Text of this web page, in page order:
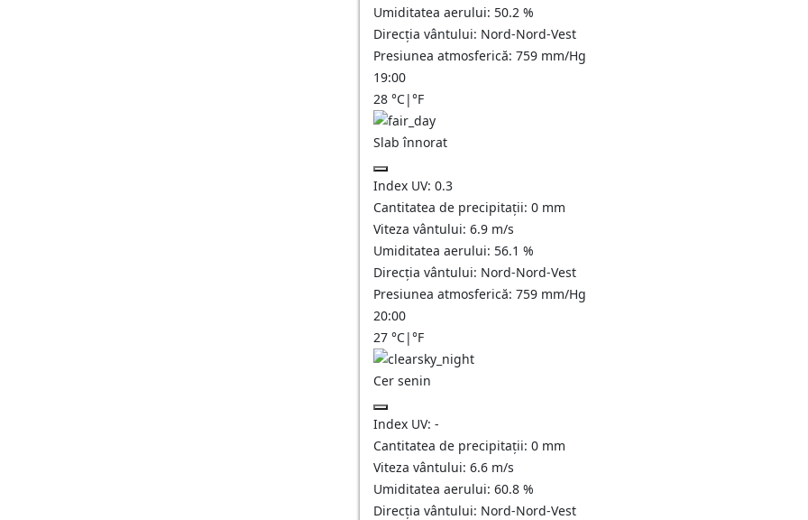
Umiditatea aerului: 50.2 %
Direcția vântului: Nord-Nord-Vest
Presiunea atmosferică: 759 mm/Hg
19:00
28 °C|°F
Slab înnorat
Index UV: 0.3
Cantitatea de precipitații: 0 mm
Viteza vântului: 6.9 m/s
Umiditatea aerului: 56.1 %
Direcția vântului: Nord-Nord-Vest
Presiunea atmosferică: 759 mm/Hg
20:00
27 °C|°F
Cer senin
Index UV: -
Cantitatea de precipitații: 0 mm
Viteza vântului: 6.6 m/s
Umiditatea aerului: 60.8 %
Direcția vântului: Nord-Nord-Vest